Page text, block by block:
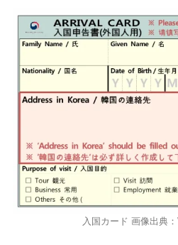
入国カード 画像出典